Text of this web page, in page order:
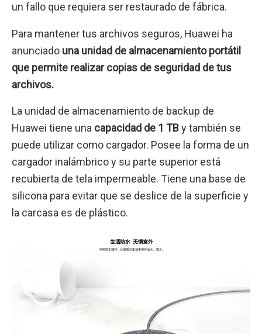
un fallo que requiera ser restaurado de fábrica.
Para mantener tus archivos seguros, Huawei ha
anunciado una unidad de almacenamiento portátil
que permite realizar copias de seguridad de tus
archivos.
La unidad de almacenamiento de backup de
Huawei tiene una capacidad de 1 TBy también se
puede utilizar como cargador. Posee la forma de un
cargador inalámbrico y su parte superior está
recubierta de tela impermeable. Tiene una base de
silicona para evitar que se deslice de la superficie y
la carcasa es de plástico.